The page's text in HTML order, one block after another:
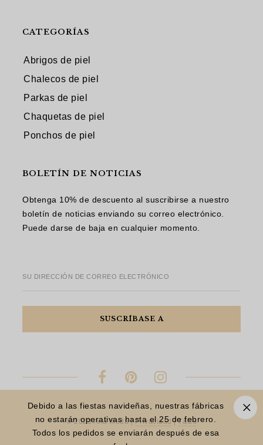
Debido a las fiestas navideñas, nuestras fábricas
no estarán operativas hasta el 25 de febrero.
Todos los pedidos se enviarán después de esa
CATEGORÍAS
Abrigos de piel
Chalecos de piel
Parkas de piel
Chaquetas de piel
Ponchos de piel
BOLETÍN DE NOTICIAS
Obtenga 10% de descuento al suscribirse a nuestro
boletín de noticias enviando su correo electrónico.
Puede darse de baja en cualquier momento.
SU DIRECCIÓN DE CORREO ELECTRÓNICO
© 2023 Aria Moda |Privacidad|T&Cs